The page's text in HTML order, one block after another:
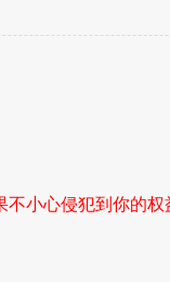
小心侵犯到你的